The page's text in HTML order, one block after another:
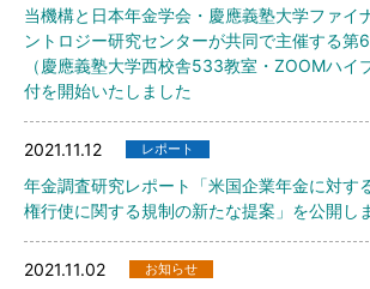
当機構と日本年金学会・慶應義塾大学ファイ
ントロジー研究センターが共同で主催する第
（慶應義塾大学西校舎533教室・ZOOMハイ
付を開始いたしました
2021.11.12 レポート
年金調査研究レポート「米国企業年金に対す
権行使に関する規制の新たな提案」を公開し
2021.11.02 お知らせ